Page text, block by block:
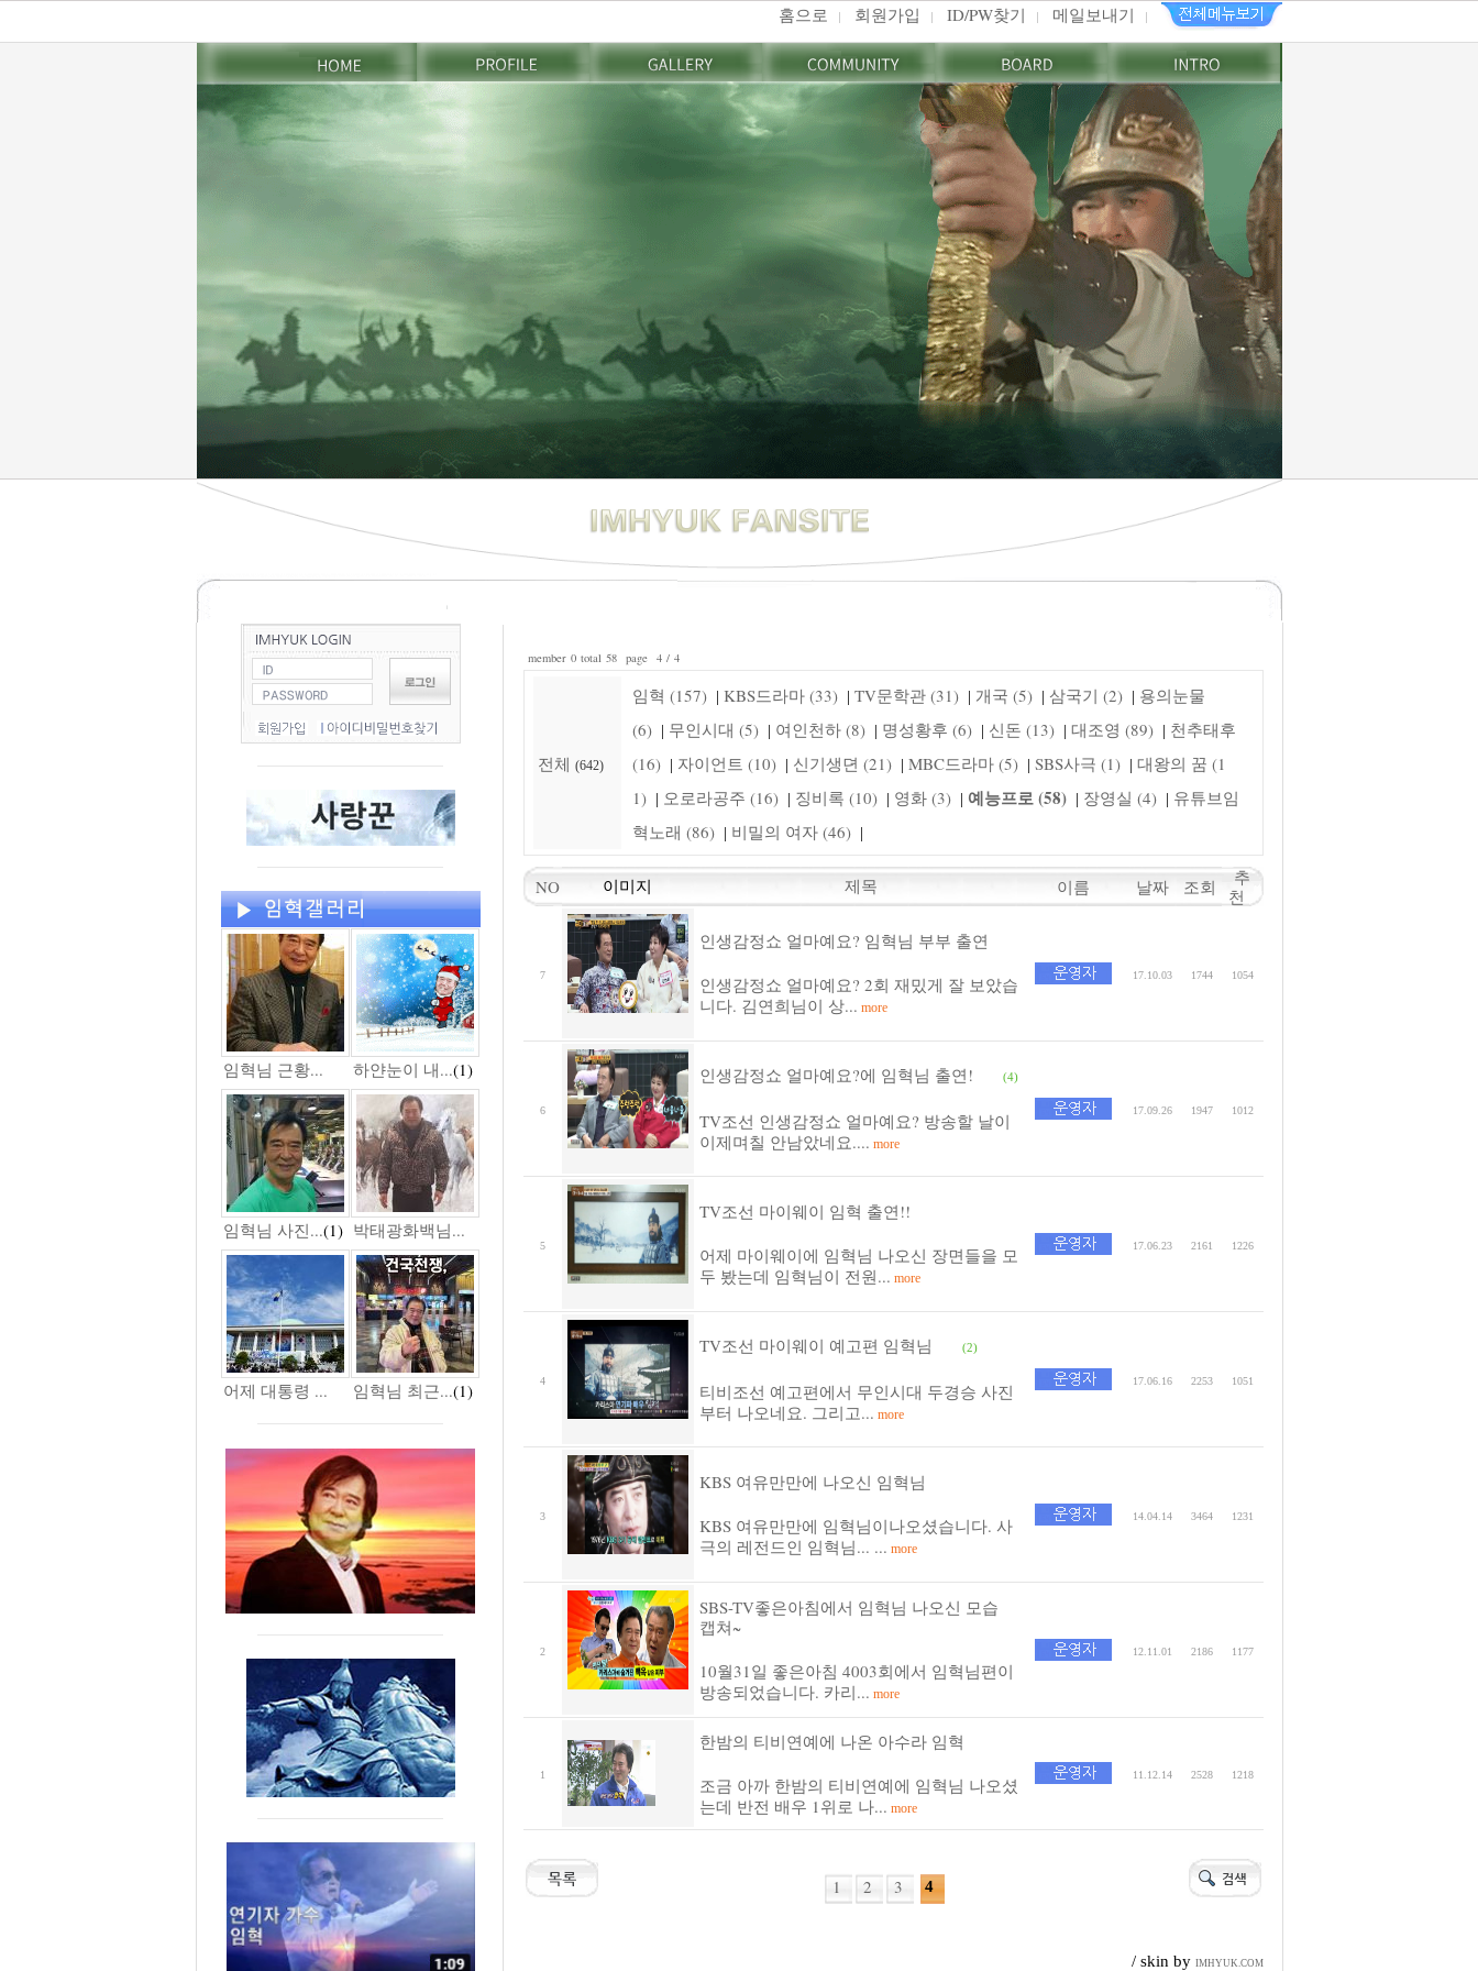
홈으로 회원가입 ID/PW찾기 메일보내기
임혁님 근황... 하얀눈이 내...(1)
임혁님 사진...(1) 박태광화백님...
어제 대통령 ... 임혁님 최근...(1)
member 0 total 58 page 4 / 4
전체 (642)
임혁 (157) | KBS드라마 (33) | TV문학관 (31) | 개국 (5) | 삼국기 (2) | 용의눈물
(6) | 무인시대 (5) | 여인천하 (8) | 명성황후 (6) | 신돈 (13) | 대조영 (89) | 천추태후
(16) | 자이언트 (10) | 신기생뎐 (21) | MBC드라마 (5) | SBS사극 (1) | 대왕의 꿈 (1
1) | 오로라공주 (16) | 징비록 (10) | 영화 (3) | 예능프로 (58) | 장영실 (4) | 유튜브임
혁노래 (86) | 비밀의 여자 (46) |
NO 이미지 제목 이름 날짜 조회
추
천
7
인생감정쇼 얼마예요? 임혁님 부부 출연
인생감정쇼 얼마예요? 2회 재밌게 잘 보았습
니다. 김연희님이 상... more
17.10.03 1744 1054
6
인생감정쇼 얼마예요?에 임혁님 출연! (4)
TV조선 인생감정쇼 얼마예요? 방송할 날이
이제며칠 안남았네요.... more
17.09.26 1947 1012
5
TV조선 마이웨이 임혁 출연!!
어제 마이웨이에 임혁님 나오신 장면들을 모
두 봤는데 임혁님이 전원... more
17.06.23 2161 1226
4
TV조선 마이웨이 예고편 임혁님 (2)
티비조선 예고편에서 무인시대 두경승 사진
부터 나오네요. 그리고... more
17.06.16 2253 1051
3
KBS 여유만만에 나오신 임혁님
KBS 여유만만에 임혁님이나오셨습니다. 사
극의 레전드인 임혁님... ... more
14.04.14 3464 1231
2
SBS-TV좋은아침에서 임혁님 나오신 모습
캡쳐~
10월31일 좋은아침 4003회에서 임혁님편이
방송되었습니다. 카리... more
12.11.01 2186 1177
1
한밤의 티비연예에 나온 아수라 임혁
조금 아까 한밤의 티비연예에 임혁님 나오셨
는데 반전 배우 1위로 나... more
11.12.14 2528 1218
1 2 3 4
/ skin by IMHYUK.COM